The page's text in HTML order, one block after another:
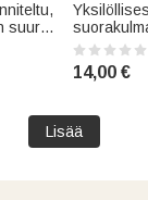
suuri
puinen
nimi ja
ystäville
14,00 €
Lisää